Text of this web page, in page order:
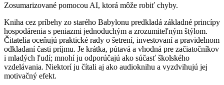
Zosumarizované pomocou AI, ktorá môže robiť chyby.
Kniha cez príbehy zo starého Babylonu predkladá základné princípy
hospodárenia s peniazmi jednoduchým a zrozumiteľným štýlom.
Čitatelia oceňujú praktické rady o šetrení, investovaní a pravidelnom
odkladaní časti príjmu. Je krátka, pútavá a vhodná pre začiatočníkov
i mladých ľudí; mnohí ju odporúčajú ako súčasť školského
vzdelávania. Niektorí ju čítali aj ako audioknihu a vyzdvihujú jej
motivačný efekt.